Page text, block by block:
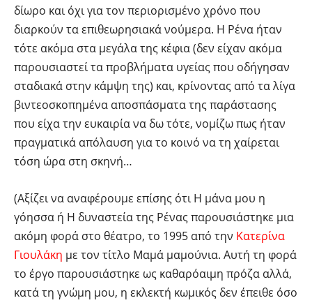
δίωρο και όχι για τον περιορισμένο χρόνο που
διαρκούν τα επιθεωρησιακά νούμερα. Η Ρένα ήταν
τότε ακόμα στα μεγάλα της κέφια (δεν είχαν ακόμα
παρουσιαστεί τα προβλήματα υγείας που οδήγησαν
σταδιακά στην κάμψη της) και, κρίνοντας από τα λίγα
βιντεοσκοπημένα αποσπάσματα της παράστασης
που είχα την ευκαιρία να δω τότε, νομίζω πως ήταν
πραγματικά απόλαυση για το κοινό να τη χαίρεται
τόση ώρα στη σκηνή…
(Αξίζει να αναφέρουμε επίσης ότι Η μάνα μου η
γόησσα ή Η δυναστεία της Ρένας παρουσιάστηκε μια
ακόμη φορά στο θέατρο, το 1995 από την Κατερίνα
Γιουλάκη με τον τίτλο Μαμά μαμούνια. Αυτή τη φορά
το έργο παρουσιάστηκε ως καθαρόαιμη πρόζα αλλά,
κατά τη γνώμη μου, η εκλεκτή κωμικός δεν έπειθε όσο